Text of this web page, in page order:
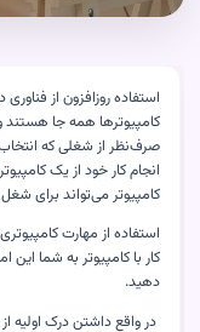
استفاده روزافزون از
کامپیوترها همه جا هستند
صرف‌نظر از شغلی که
انجام کار خود از یک
کامپیوتر می‌تواند برای
استفاده از مهارت
کار با کامپیوتر به شما
دهید.
در واقع داشتن درک اولیه